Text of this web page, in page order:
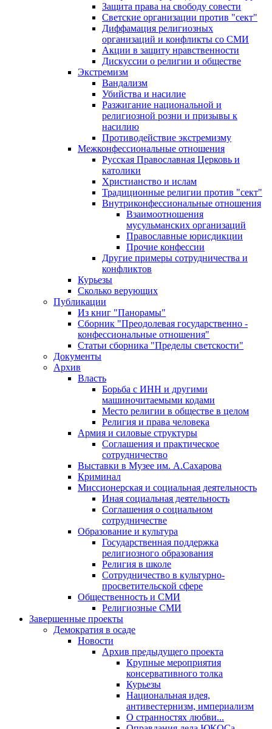
Защита права на свободу совести
Светские организации против "сект"
Диффамация религиозных
организаций и конфликты со СМИ
Акции в защиту нравственности
Дискуссии о религии и обществе
Экстремизм
Вандализм
Убийства и насилие
Разжигание национальной и
религиозной розни и призывы к
насилию
Противодействие экстремизму
Межконфессиональные отношения
Русская Православная Церковь и
католики
Христианство и ислам
Традиционные религии против "сект"
Внутриконфессиональные отношения
Взаимоотношения
мусульманских организаций
Православные юрисдикции
Прочие конфессии
Другие примеры сотрудничества и
конфликтов
Курьезы
Сколько верующих
Публикации
Из книг "Панорамы"
Сборник "Преодолевая государственно -
конфессиональные отношения"
Статьи сборника "Пределы светскости"
Документы
Архив
Власть
Борьба с ИНН и другими
машиночитаемыми кодами
Место религии в обществе в целом
Религия и права человека
Армия и силовые структуры
Соглашения и практическое
сотрудничество
Выставки в Музее им. А.Сахарова
Криминал
Миссионерская и социальная деятельность
Иная социальная деятельность
Соглашения о социальном
сотрудничестве
Образование и культура
Государственная поддержка
религиозного образования
Религия в школе
Сотрудничество в культурно-
просветительской сфере
Общественность и СМИ
Религиозные СМИ
Завершенные проекты
Демократия в осаде
Новости
Архив предыдущего проекта
Крупные мероприятия
консервативного толка
Курьезы
Национальная идея,
антивестернизм, империализм
О странностях любви...